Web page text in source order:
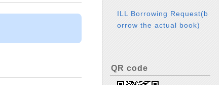
ILL Borrowing Request(b
orrow the actual book)
QR code